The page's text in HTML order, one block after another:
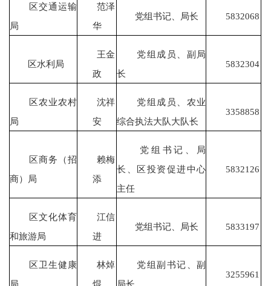
区交通运输
局
范泽
华
党组书记、局长 5832068
区水利局
王金
政
党组成员、副局
长
5832304
区农业农村
局
沈祥
安
党组成员、农业
综合执法大队大队长
3358858
区商务（招
商）局
赖梅
添
党组书记、局
长、区投资促进中心
主任
5832126
区文化体育
和旅游局
江信
进
党组书记、局长 5833197
区卫生健康
局
林焯
焜
党组副书记、副
局长
3255961